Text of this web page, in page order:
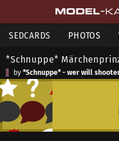
SEDCARDS PHOTOS
*Schnuppe*
by *Schnuppe* - wer will